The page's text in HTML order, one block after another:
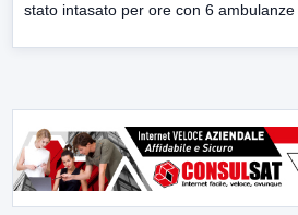
stato intasato per ore con 6 ambulanze